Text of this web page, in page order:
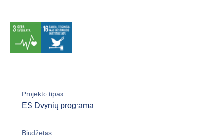
Projekto tipas
ES Dvynių programa
Biudžetas